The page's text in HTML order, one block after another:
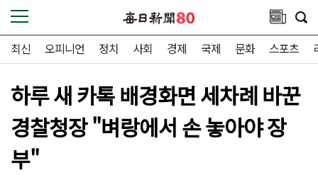
최신 오피니언 정치 사회 경제 국제 문화 스포츠
하루 새 카톡 배경화면 세차례 바꾼
경찰청장 "벼랑에서 손 놓아야 장
부"